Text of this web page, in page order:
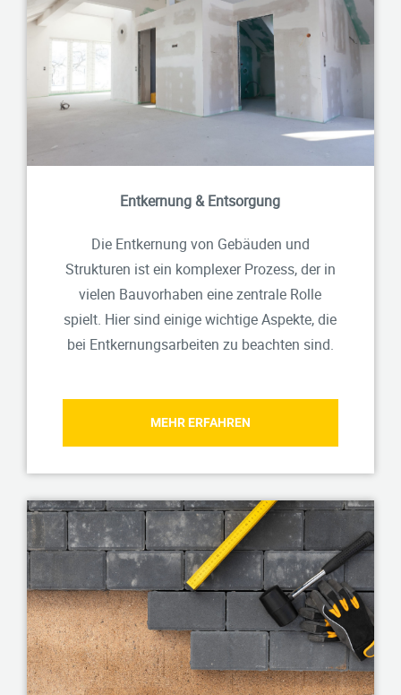
Entkernung & Entsorgung
Die Entkernung von Gebäuden und
Strukturen ist ein komplexer Prozess, der in
vielen Bauvorhaben eine zentrale Rolle
spielt. Hier sind einige wichtige Aspekte, die
bei Entkernungsarbeiten zu beachten sind.
MEHR ERFAHREN